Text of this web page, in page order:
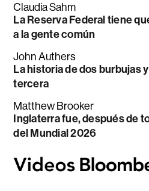
Claudia Sahm
La Reserva Federal tiene
a la gente común
John Authers
La historia de dos burbujas
tercera
Matthew Brooker
Inglaterra fue, después de
del Mundial 2026